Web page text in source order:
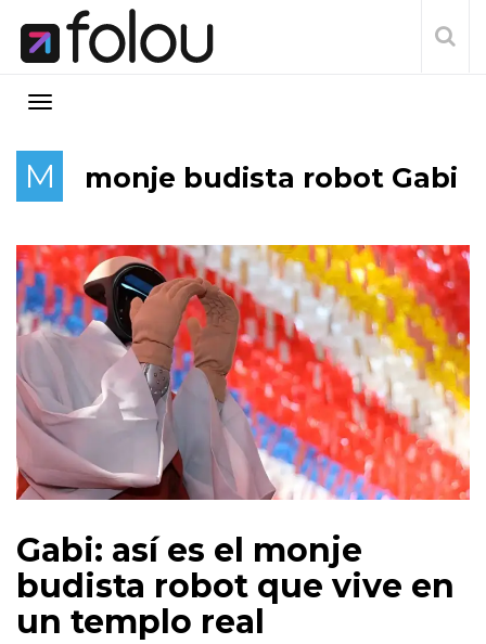
M monje budista robot Gabi
Gabi: así es el monje
budista robot que vive en
un templo real